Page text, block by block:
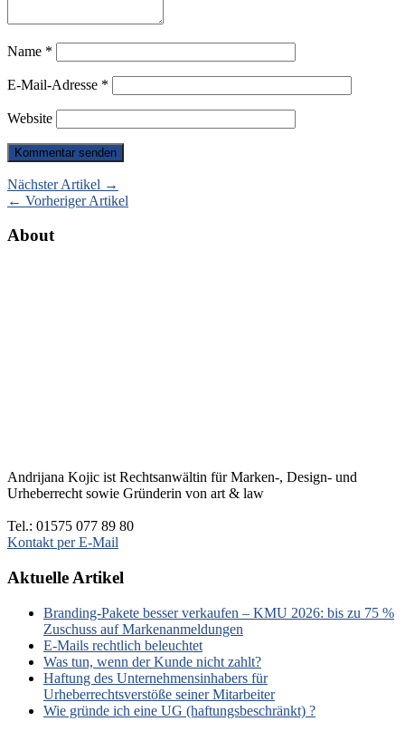
Name *
E-Mail-Adresse *
Website
Nächster Artikel →
← Vorheriger Artikel
About
Andrijana Kojic ist Rechtsanwältin für Marken-, Design- und
Urheberrecht sowie Gründerin von art & law
Tel.: 01575 077 89 80
Kontakt per E-Mail
Aktuelle Artikel
Branding-Pakete besser verkaufen – KMU 2026: bis zu 75 %
Zuschuss auf Markenanmeldungen
E-Mails rechtlich beleuchtet
Was tun, wenn der Kunde nicht zahlt?
Haftung des Unternehmensinhabers für
Urheberrechtsverstöße seiner Mitarbeiter
Wie gründe ich eine UG (haftungsbeschränkt) ?